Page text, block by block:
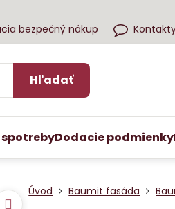
bezpečný nákup
Hľadať
Dodacie podmienky
Úvod Baumit fasáda